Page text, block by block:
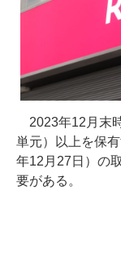
2023年12月末
単元）以上を保
年12月27日）の
要がある。